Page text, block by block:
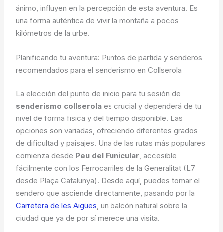
ánimo, influyen en la percepción de esta aventura. Es
una forma auténtica de vivir la montaña a pocos
kilómetros de la urbe.
Planificando tu aventura: Puntos de partida y senderos
recomendados para el senderismo en Collserola
La elección del punto de inicio para tu sesión de
senderismo collserola es crucial y dependerá de tu
nivel de forma física y del tiempo disponible. Las
opciones son variadas, ofreciendo diferentes grados
de dificultad y paisajes. Una de las rutas más populares
comienza desde Peu del Funicular, accesible
fácilmente con los Ferrocarriles de la Generalitat (L7
desde Plaça Catalunya). Desde aquí, puedes tomar el
sendero que asciende directamente, pasando por la
Carretera de les Aigües, un balcón natural sobre la
ciudad que ya de por sí merece una visita.